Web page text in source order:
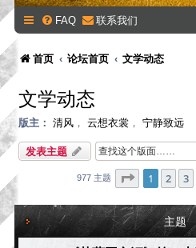
FAQ 联系我们
首页 论坛首页 文学动态
文学动态
版主： 清风 ， 云想衣裳 ， 宁静致远
发表主题
977 主题 分页：1 40
1 2 3
主题